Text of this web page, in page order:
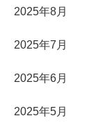
2025年8月
2025年7月
2025年6月
2025年5月